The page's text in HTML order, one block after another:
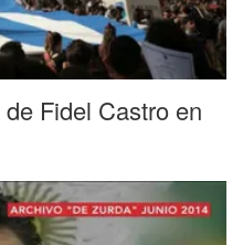
Fidel Castro en